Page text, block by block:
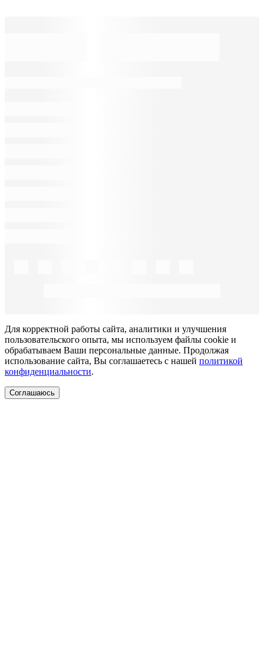
Для корректной работы сайта, аналитики и улучшения
пользовательского опыта, мы используем файлы cookie и
обрабатываем Ваши персональные данные. Продолжая
использование сайта, Вы соглашаетесь с нашей политикой
конфиденциальности.
Соглашаюсь